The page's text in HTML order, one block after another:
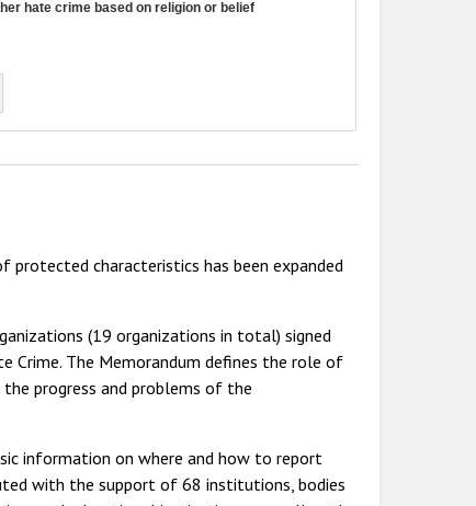
hate crime based on religion or belief
characteristics has been expanded
(19 organizations in total) signed
Crime. The Memorandum defines the role of
progress and problems of the
information on where and how to report
with the support of 68 institutions, bodies